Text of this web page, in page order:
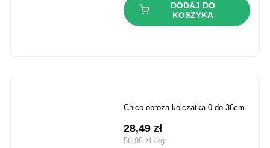
DODAJ DO
KOSZYKA
chico obroża kolczatka 0 do 36cm
28,49zł
56,98zł /kg